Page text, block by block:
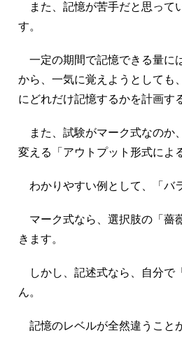
また、記憶が苦手だと思って
す。
一定の期間で記憶できる量に
から、一気に覚えようとしても
にどれだけ記憶するかを計画す
また、試験がマーク式なのか
変える「アウトプット形式によ
わかりやすい例として、「バ
マーク式なら、選択肢の「薔
きます。
しかし、記述式なら、自分で
ん。
記憶のレベルが全然違うこと